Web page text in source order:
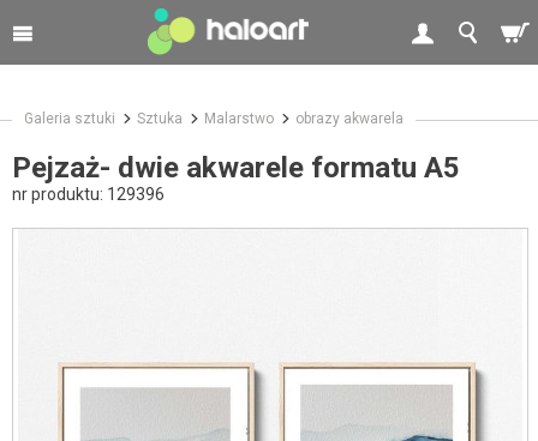
Galeria sztuki Sztuka Malarstwo obrazy akwarela
Pejzaż- dwie akwarele formatu A5
nr produktu: 129396